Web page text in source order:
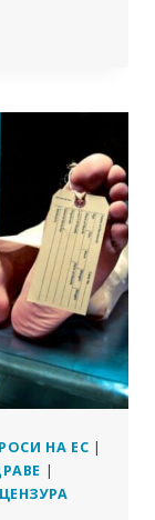
НА ЕС |
|
ЦЕНЗУРА